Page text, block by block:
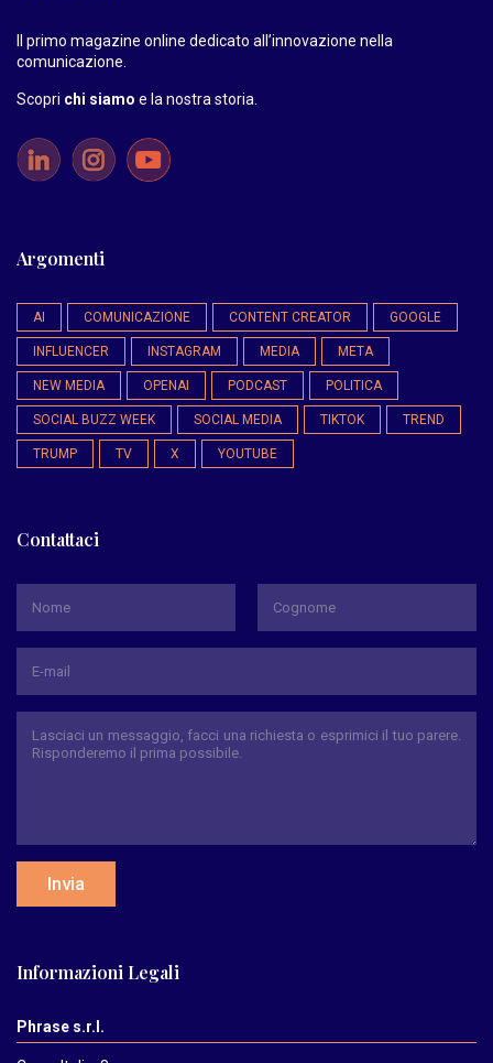
Il primo magazine online dedicato all’innovazione nella
comunicazione.
Scopri chi siamo e la nostra storia.
Argomenti
AI COMUNICAZIONE CONTENT CREATOR GOOGLE
INFLUENCER INSTAGRAM MEDIA META
NEW MEDIA OPENAI PODCAST POLITICA
SOCIAL BUZZ WEEK SOCIAL MEDIA TIKTOK TREND
TRUMP TV X YOUTUBE
Contattaci
Invia
Informazioni Legali
Phrase s.r.l.